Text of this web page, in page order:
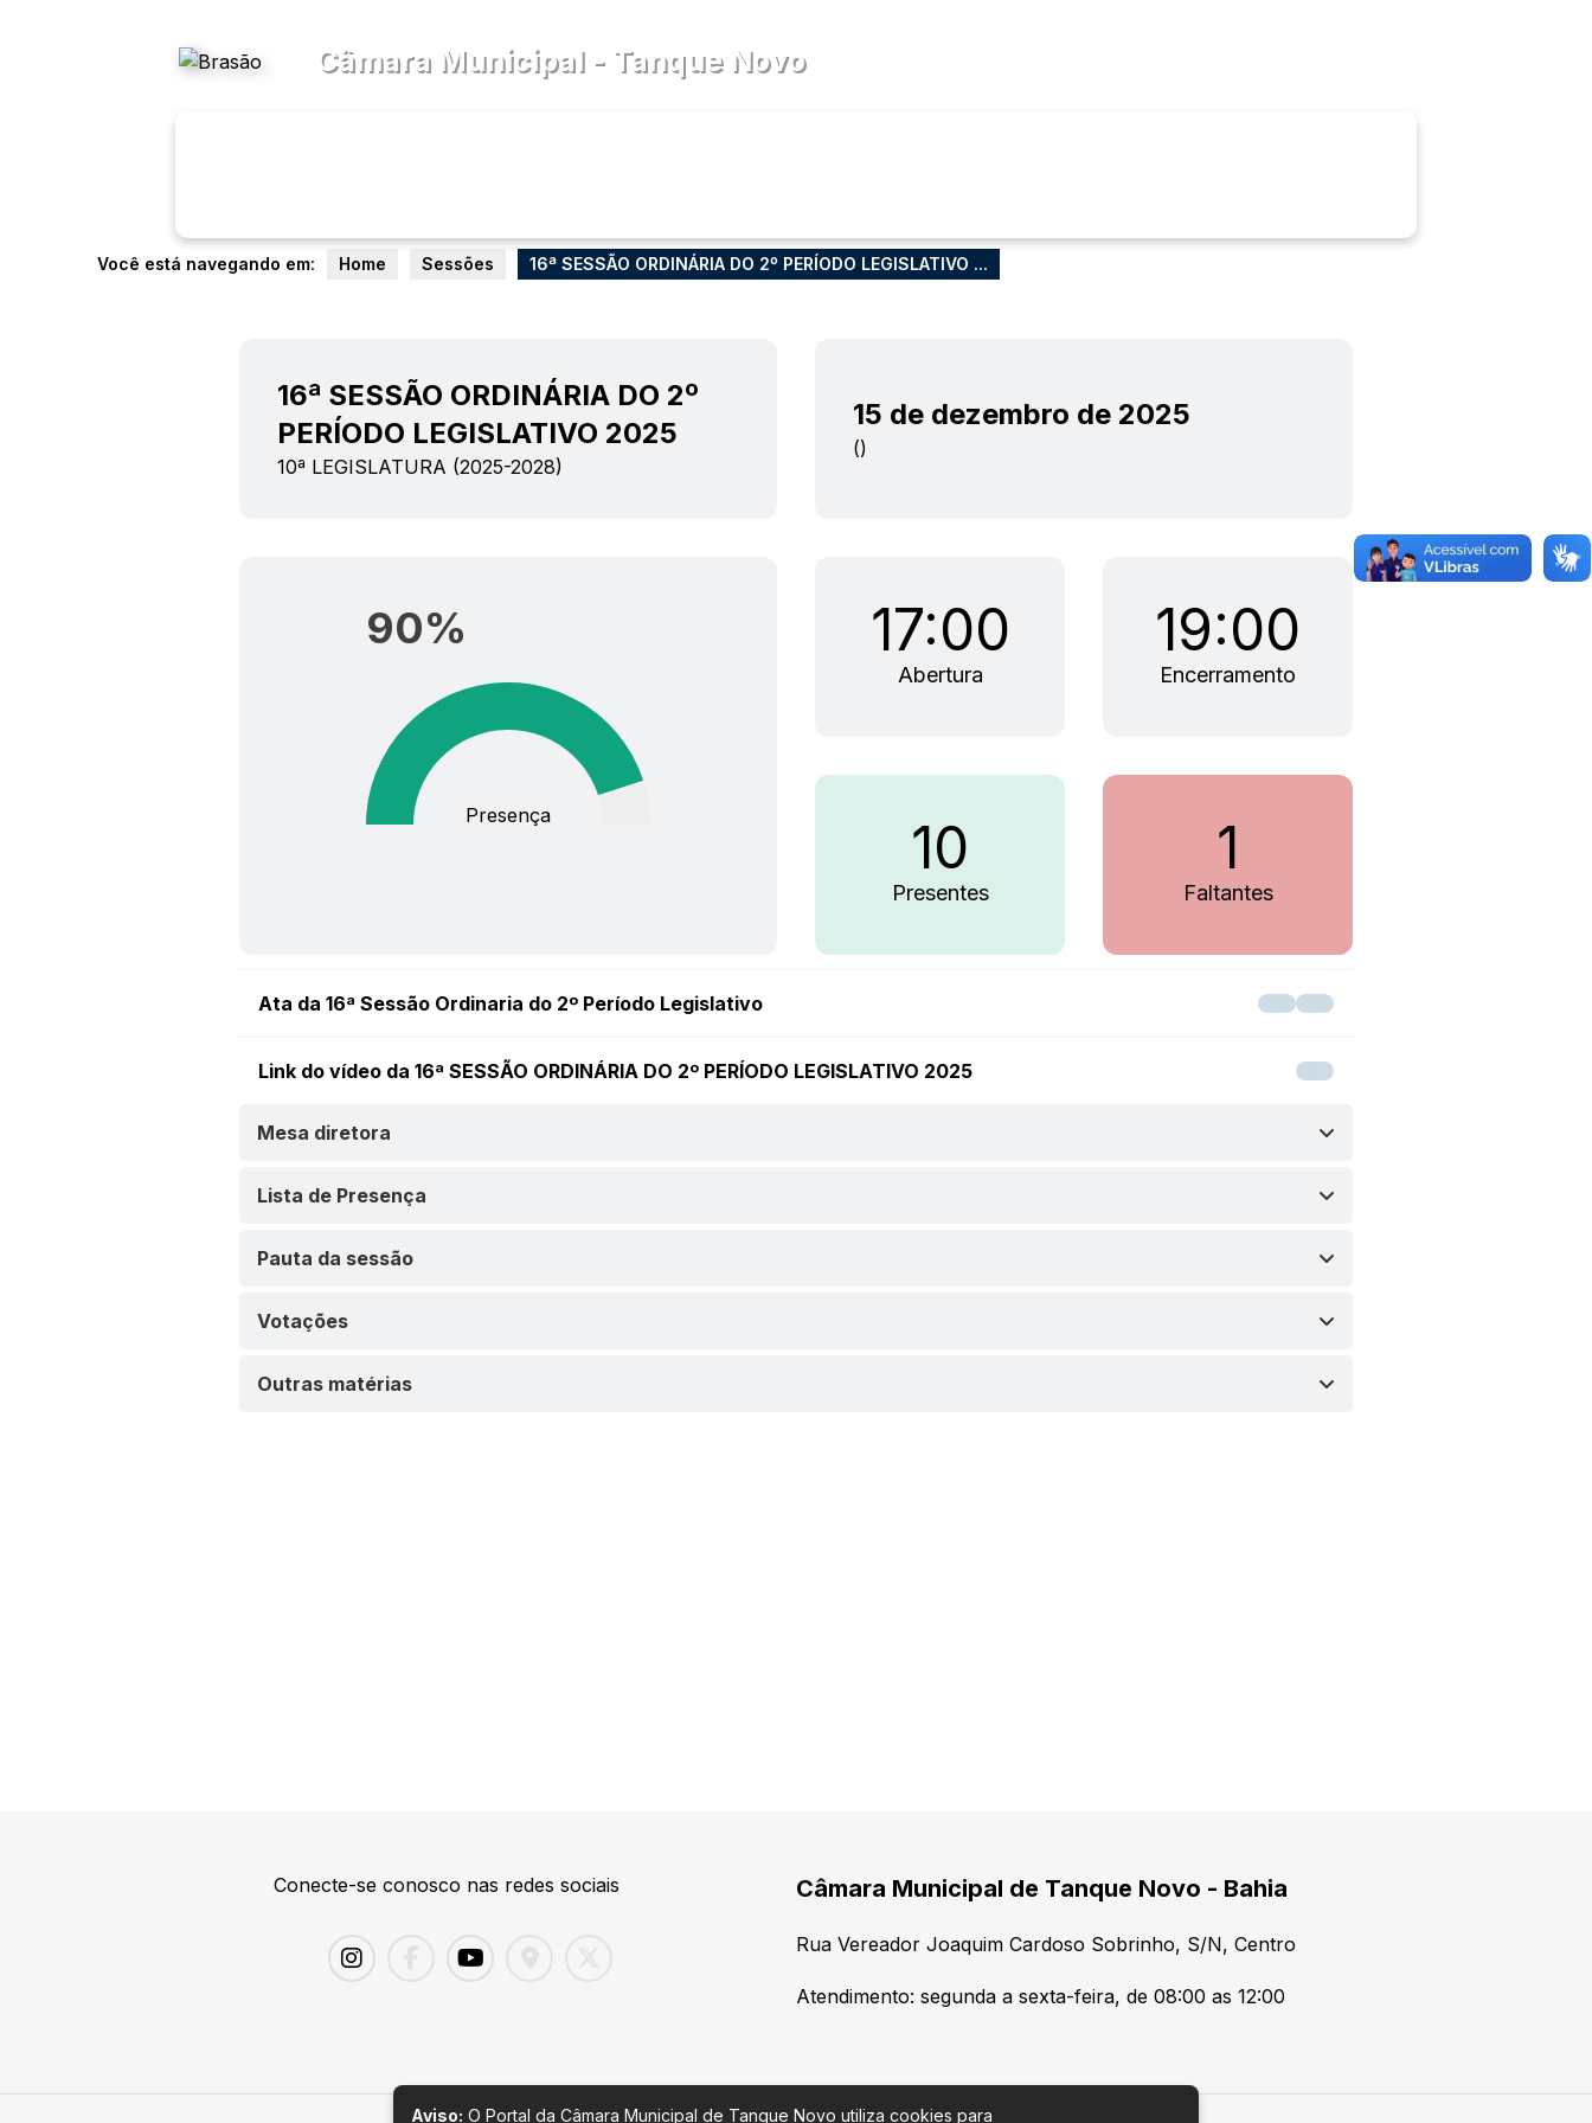
Câmara Municipal - Tanque Novo
Você está navegando em: Home Sessões 16ª SESSÃO ORDINÁRIA DO 2º PERÍODO LEGISLATIVO ...
16ª SESSÃO ORDINÁRIA DO 2º
PERÍODO LEGISLATIVO 2025
10ª LEGISLATURA (2025-2028)
15 de dezembro de 2025
()
90%
Presença
17:00
Abertura
19:00
Encerramento
10
Presentes
1
Faltantes
Ata da 16ª Sessão Ordinaria do 2º Período Legislativo
Link do vídeo da 16ª SESSÃO ORDINÁRIA DO 2º PERÍODO LEGISLATIVO 2025
Mesa diretora
Lista de Presença
Pauta da sessão
Votações
Outras matérias
Conecte-se conosco nas redes sociais Câmara Municipal de Tanque Novo - Bahia
Rua Vereador Joaquim Cardoso Sobrinho, S/N, Centro
Atendimento: segunda a sexta-feira, de 08:00 as 12:00
Aviso: O Portal da Câmara Municipal de Tanque Novo utiliza cookies para